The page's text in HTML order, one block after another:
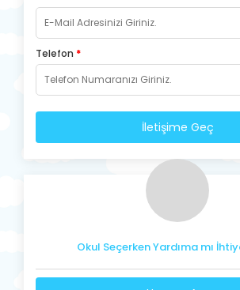
Telefon *
İletişime Geç
Okul Seçerken Yardıma mı